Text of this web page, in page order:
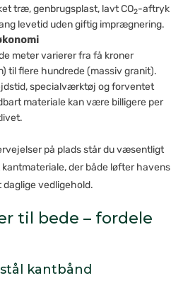
træ, genbrugsplast, lavt CO2-aftryk
levetid uden giftig imprægnering.
meter varierer fra få kroner
til flere hundrede (massiv granit).
specialværktøj og forventet
materiale kan være billigere per
på plads står du væsentligt
der både løfter havens
vedligehold.
til bede – fordele
kantbånd